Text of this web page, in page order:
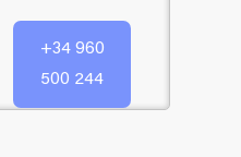
+34 960
500 244